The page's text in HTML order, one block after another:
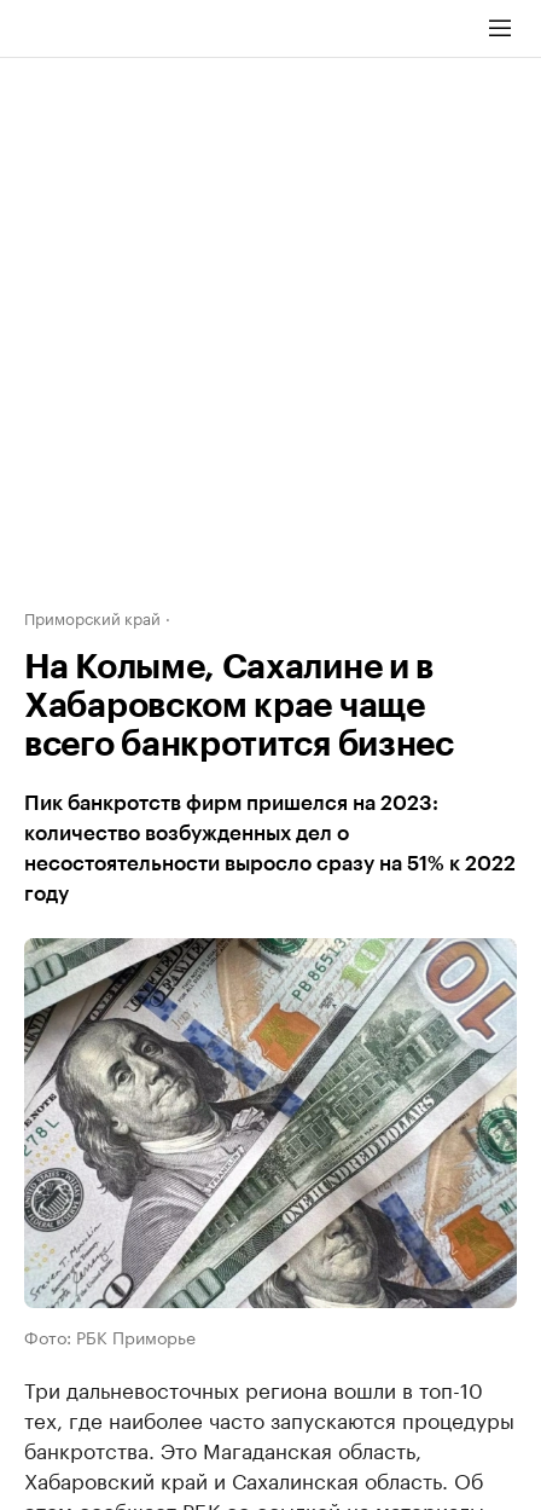
Приморский край
На Колыме, Сахалине и в
Хабаровском крае чаще
всего банкротится бизнес
Пик банкротств фирм пришелся на 2023:
количество возбужденных дел о
несостоятельности выросло сразу на 51% к 2022
году
Фото: РБК Приморье
Три дальневосточных региона вошли в топ-10
тех, где наиболее часто запускаются процедуры
банкротства. Это Магаданская область,
Хабаровский край и Сахалинская область. Об